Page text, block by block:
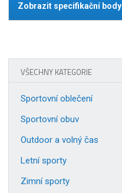
Zobrazit specifikační body
VŠECHNY KATEGORIE
Sportovní oblečení
Sportovní obuv
Outdoor a volný čas
Letní sporty
Zimní sporty